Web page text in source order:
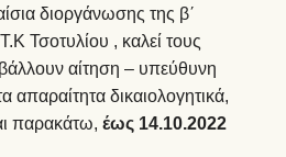
διοργάνωσης της β΄
Τσοτυλίου , καλεί τους
αίτηση – υπεύθυνη
δικαιολογητικά,
παρακάτω, έως 14.10.2022